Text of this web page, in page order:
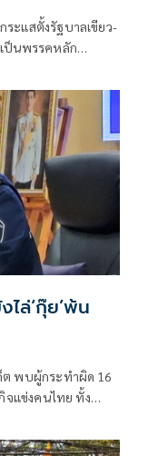
ระแสตั้งรัฐบาลเขียว-
ป็นพรรคหลัก
ล่‘กุ๊ย’พ้น
ต พบผู้กระทำผิด 16
จแข่งคนไทย ทั้ง